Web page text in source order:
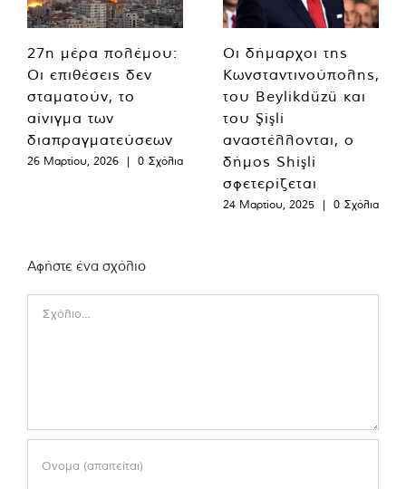
27η μέρα πολέμου:
Οι επιθέσεις δεν
σταματούν, το
αίνιγμα των
διαπραγματεύσεων
26 Μαρτίου, 2026 | 0 Σχόλια
Οι δήμαρχοι της
Κωνσταντινούπολης,
του Beylikdüzü και
του Şişli
αναστέλλονται, ο
δήμος Shişli
σφετερίζεται
24 Μαρτίου, 2025 | 0 Σχόλια
Αφήστε ένα σχόλιο